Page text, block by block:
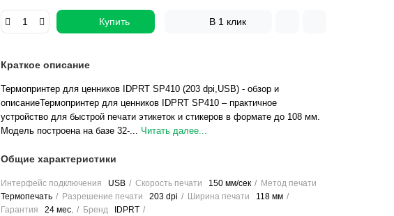
Купить В 1 клик
Краткое описание
Термопринтер для ценников IDPRT SP410 (203 dpi,USB) - обзор и
описаниеТермопринтер для ценников IDPRT SP410 – практичное
устройство для быстрой печати этикеток и стикеров в формате до 108 мм.
Модель построена на базе 32-... Читать далее...
Общие характеристики
Интерфейс подключения USB Скорость печати 150 мм/сек
Метод печати
Термопечать
Разрешение печати 203 dpi Ширина печати
118 мм
Гарантия
24 мес. Бренд IDPRT